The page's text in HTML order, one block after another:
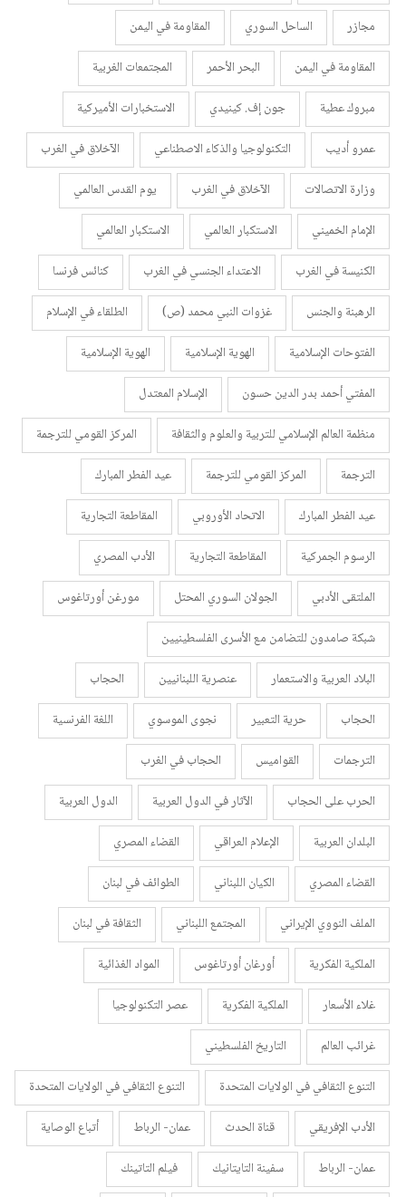
مجازر
الساحل السوري
المقاومة في اليمن
المقاومة في اليمن
البحر الأحمر
المجتمعات الغربية
مبروك عطية
جون إف. كينيدي
الاستخبارات الأميركية
عمرو أديب
التكنولوجيا والذكاء الاصطناعي
الآخلاق في الغرب
وزارة الاتصالات
الآخلاق في الغرب
يوم القدس العالمي
الإمام الخميني
الاستكبار العالمي
الاستكبار العالمي
الكنيسة في الغرب
الاعتداء الجنسي في الغرب
كنائس فرنسا
الرهبنة والجنس
غزوات النبي محمد (ص)
الطلقاء في الإسلام
الفتوحات الإسلامية
الهوية الإسلامية
الهوية الإسلامية
المفتي أحمد بدر الدين حسون
الإسلام المعتدل
منظمة العالم الإسلامي للتربية والعلوم والثقافة
المركز القومي للترجمة
الترجمة
المركز القومي للترجمة
عيد الفطر المبارك
عيد الفطر المبارك
الاتحاد الأوروبي
المقاطعة التجارية
الرسوم الجمركية
المقاطعة التجارية
الأدب المصري
الملتقى الأدبي
الجولان السوري المحتل
مورغن أورتاغوس
شبكة صامدون للتضامن مع الأسرى الفلسطينيين
البلاد العربية والاستعمار
عنصرية اللبنانيين
الحجاب
الحجاب
حرية التعبير نجوى الموسوي
اللغة الفرنسية
الترجمات
القواميس
الحجاب في الغرب
الحرب على الحجاب
الآثار في الدول العربية
الدول العربية
البلدان العربية
الإعلام العراقي
القضاء المصري
القضاء المصري
الكيان اللبناني
الطوائف في لبنان
الملف النووي الإيراني
المجتمع اللبناني
الثقافة في لبنان
الملكية الفكرية
أورغان أورتاغوس
المواد الغذائية
غلاء الأسعار
الملكية الفكرية
عصر التكنولوجيا
غرائب العالم
التاريخ الفلسطيني
التنوع الثقافي في الولايات المتحدة
التنوع الثقافي في الولايات المتحدة
الأدب الإفريقي
قناة الحدث عمان- الرباط
أتباع الوصاية
عمان- الرباط
سفينة التايتانيك
فيلم التاتينك